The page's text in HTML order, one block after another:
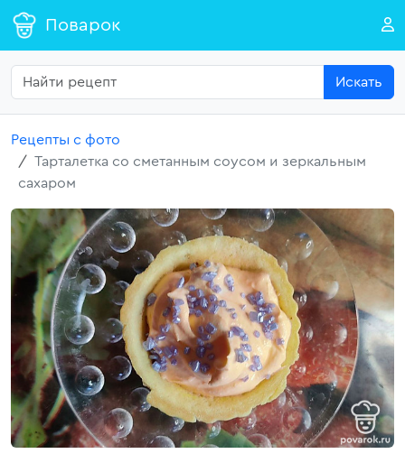
Поварок
Искать
Рецепты с фото
Тарталетка со сметанным соусом и зеркальным
сахаром